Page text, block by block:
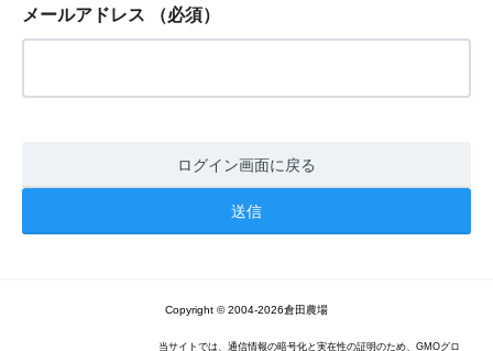
メールアドレス （必須）
ログイン画面に戻る
Copyright © 2004-2026倉田農場
当サイトでは、通信情報の暗号化と実在性の証明のため、GMOグロ